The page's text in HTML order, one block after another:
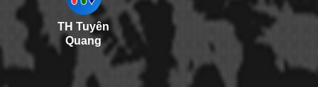
TH Tuyên
Quang